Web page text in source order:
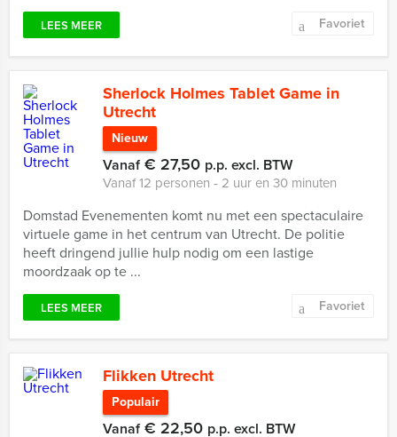
LEES MEER Favoriet
Sherlock Holmes Tablet Game in
Utrecht
Nieuw
Vanaf€ 27,50 p.p. excl. BTW
Vanaf 12 personen ‐ 2 uur en 30 minuten
Domstad Evenementen komt nu met een spectaculaire
virtuele game in het centrum van Utrecht. De politie
heeft dringend jullie hulp nodig om een lastige
moordzaak op te ...
LEES MEER Favoriet
Flikken Utrecht
Populair
Vanaf€ 22,50 p.p. excl. BTW